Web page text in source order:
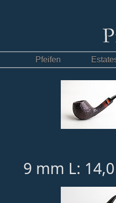
Pfeifen
9 mm L: